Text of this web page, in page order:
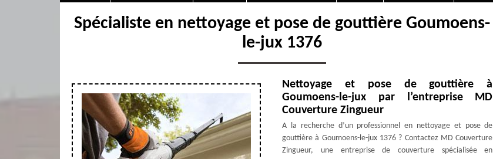
Spécialiste en nettoyage et pose de gouttière Goumoens-
le-jux 1376
Nettoyage et pose de gouttière à
Goumoens-le-jux par l’entreprise MD
Couverture Zingueur
A la recherche d’un professionnel en nettoyage et pose de
gouttière à Goumoens-le-jux 1376 ? Contactez MD Couverture
Zingueur, une entreprise de couverture spécialisée en